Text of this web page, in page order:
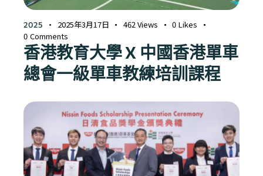
2025 2025年3月17日 462 Views 0 Likes
0 Comments
香港教育大學 X 中國香港單車
總會一級單車教練培訓課程